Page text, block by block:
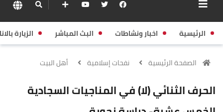
الرئيسية اخبار ونشاطات البث المباشر الزيارة
الصفحة الرئيسية نفحات إسلامية أهل البيت
الحرف الثنائي (لا) في المناجيات السجادية